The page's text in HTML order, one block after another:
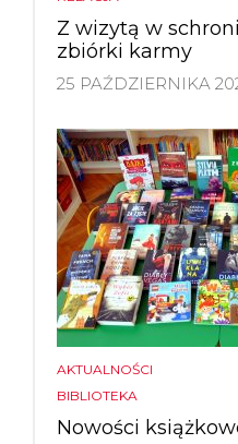
Z wizytą w
zbiórki karmy
25 PAŹDZIERNIKA
AKTUALNOŚCI
BIBLIOTEKA
Nowości